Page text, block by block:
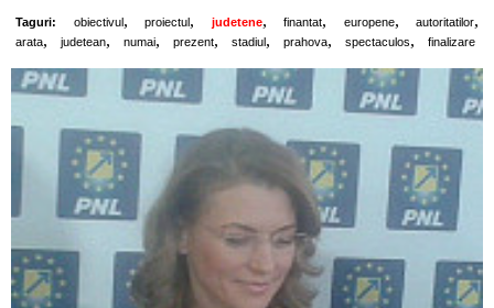
Taguri: obiectivul, proiectul , judetene, finantat, europene, autoritatilor,
arata, judetean, numai, prezent, stadiul , prahova, spectaculos, finalizare